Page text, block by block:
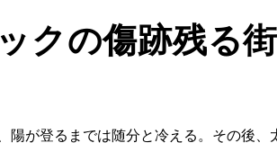
クの傷跡残る
陽が登るまでは随分と冷える。その後